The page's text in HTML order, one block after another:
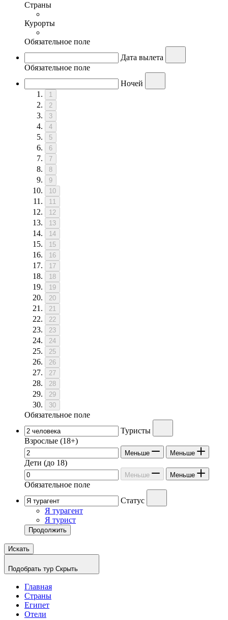
Страны
Курорты
Обязательное поле
Дата вылета
Обязательное поле
Ночей
1
2
3
4
5
6
7
8
9
10
11
12
13
14
15
16
17
18
19
20
21
22
23
24
25
26
27
28
29
30
Обязательное поле
Туристы
Взрослые (18+)
Меньше Меньше
Дети (до 18)
Меньше Меньше
Обязательное поле
Статус
Я турагент
Я турист
Продолжить
Искать
Подобрать тур Скрыть
Главная
Страны
Египет
Отели